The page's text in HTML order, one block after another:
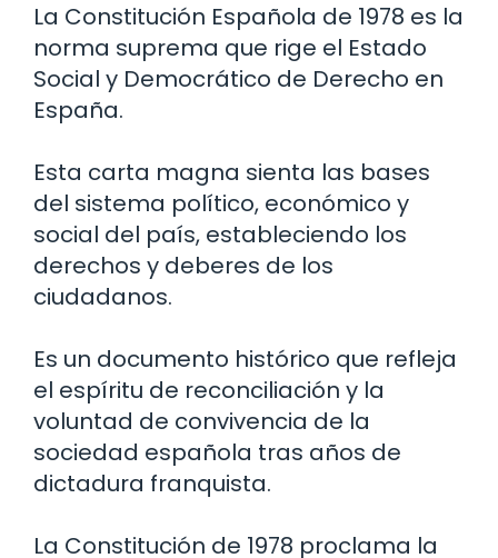
La Constitución Española de 1978 es la
norma suprema que rige el Estado
Social y Democrático de Derecho en
España.
Esta carta magna sienta las bases
del sistema político, económico y
social del país, estableciendo los
derechos y deberes de los
ciudadanos.
Es un documento histórico que refleja
el espíritu de reconciliación y la
voluntad de convivencia de la
sociedad española tras años de
dictadura franquista.
La Constitución de 1978 proclama la